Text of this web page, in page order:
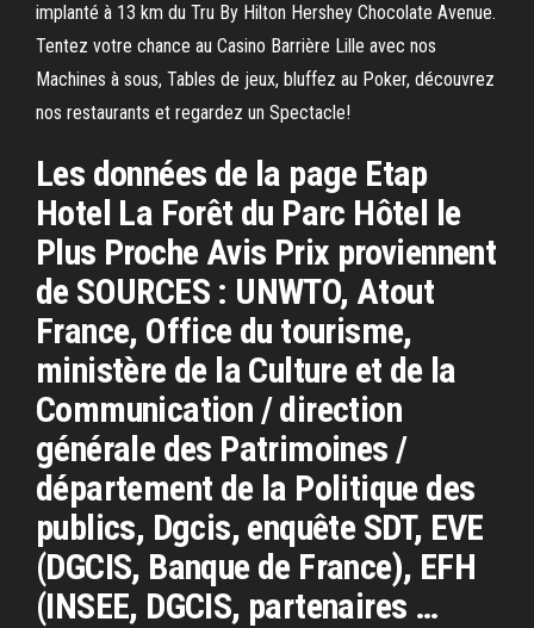
implanté à 13 km du Tru By Hilton Hershey Chocolate Avenue.
Tentez votre chance au Casino Barrière Lille avec nos
Machines à sous, Tables de jeux, bluffez au Poker, découvrez
nos restaurants et regardez un Spectacle!
Les données de la page Etap
Hotel La Forêt du Parc Hôtel le
Plus Proche Avis Prix proviennent
de SOURCES : UNWTO, Atout
France, Office du tourisme,
ministère de la Culture et de la
Communication / direction
générale des Patrimoines /
département de la Politique des
publics, Dgcis, enquête SDT, EVE
(DGCIS, Banque de France), EFH
(INSEE, DGCIS, partenaires …